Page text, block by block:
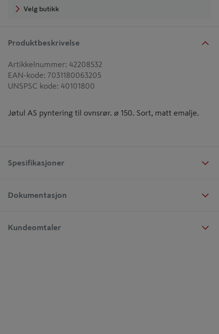
Velg butikk
Produktbeskrivelse
Artikkelnummer: 42208532
EAN-kode: 7031180063205
UNSPSC kode: 40101800
Jøtul AS pyntering til ovnsrør. ø 150. Sort, matt emalje.
Spesifikasjoner
Dokumentasjon
Kundeomtaler